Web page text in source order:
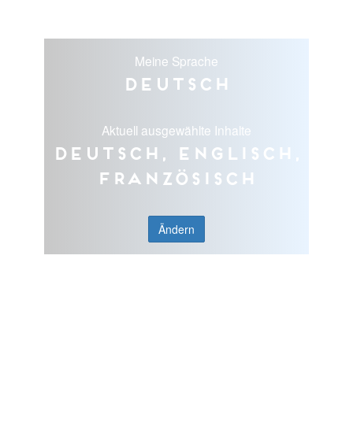
Meine Sprache
Deutsch
Aktuell ausgewählte Inhalte
Deutsch, Englisch,
Französisch
Ändern